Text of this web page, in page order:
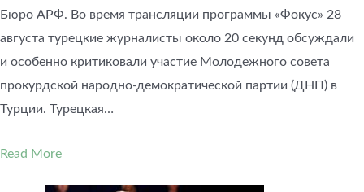
Бюро АРФ. Во время трансляции программы «Фокус» 28
августа турецкие журналисты около 20 секунд обсуждали
и особенно критиковали участие Молодежного совета
прокурдской народно-демократической партии (ДНП) в
Турции. Турецкая…
Read More